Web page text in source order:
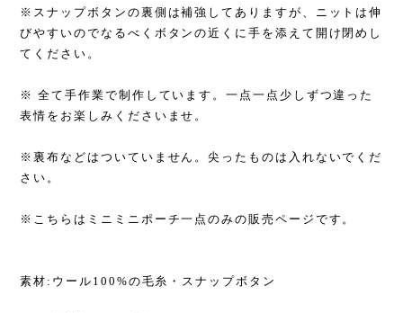
※スナップボタンの裏側は補強してありますが、ニットは伸
びやすいのでなるべくボタンの近くに手を添えて開け閉めし
てください。
※ 全て手作業で制作しています。一点一点少しずつ違った
表情をお楽しみくださいませ。
※裏布などはついていません。尖ったものは入れないでくだ
さい。
※こちらはミニミニポーチ一点のみの販売ページです。
素材:ウール100%の毛糸・スナップボタン